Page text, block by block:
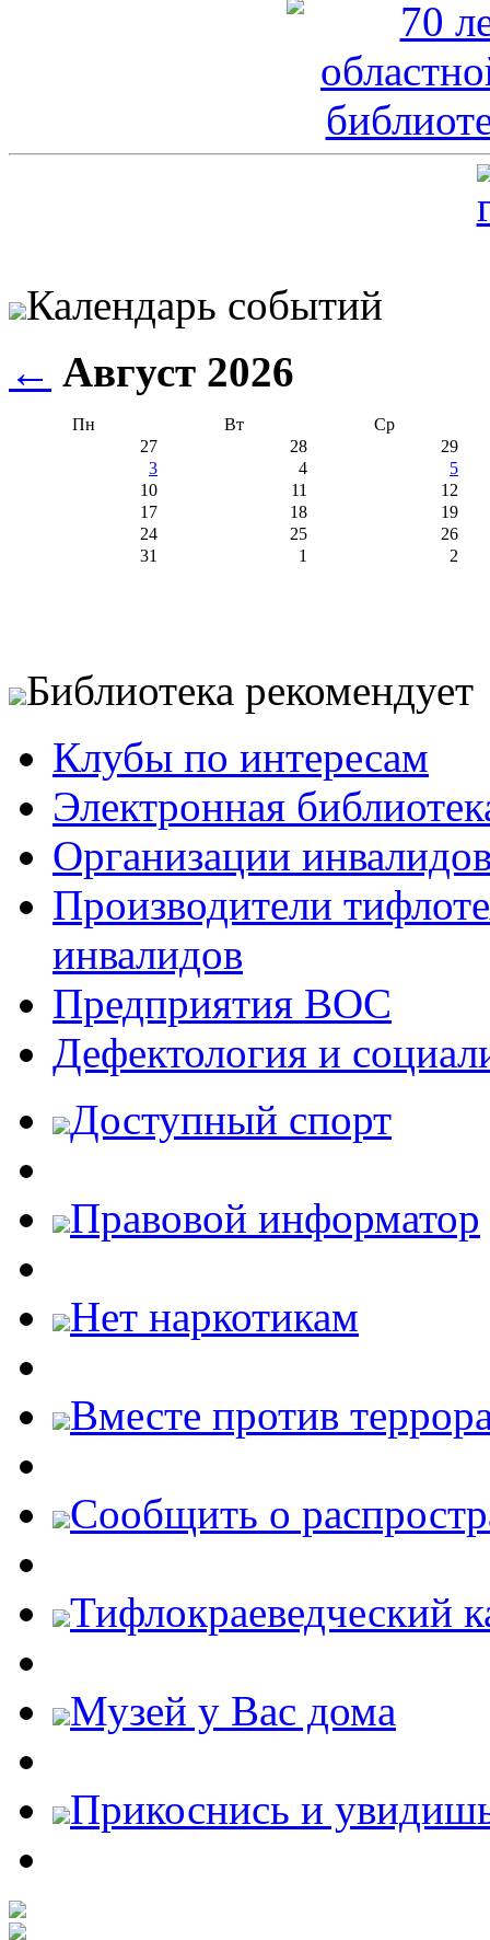
Календарь событий
← Август 2026
Пн Вт
Ср
27
28
29
3
4
5
10
11
12
17
18
19
24
25
26
31
1 2
Библиотека рекомендует
Клубы по интересам
Электронная
Организации
Производители
инвалидов
Предприятия ВОС
Дефектология и
Доступный спорт
Правовой информатор
Нет наркотикам
Вместе против
Cообщить о
Тифлокраеведческий
Музей у Вас дома
Прикоснись и